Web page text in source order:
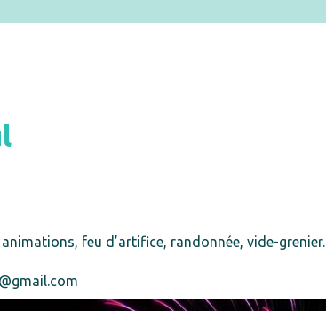
feu d’artifice, randonnée, vide-grenier.